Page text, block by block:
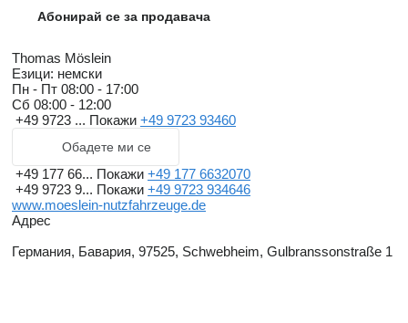
Абонирай се за продавача
Thomas Möslein
Езици: немски
Пн - Пт 08:00 - 17:00
Сб 08:00 - 12:00
+49 9723 ... Покажи +49 9723 93460
Обадете ми се
+49 177 66... Покажи +49 177 6632070
+49 9723 9... Покажи +49 9723 934646
www.moeslein-nutzfahrzeuge.de
Адрес
Германия, Бавария, 97525, Schwebheim, Gulbranssonstraße 1